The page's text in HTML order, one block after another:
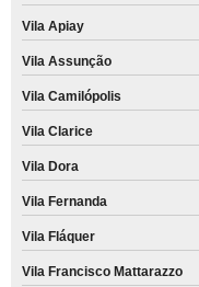
Vila Apiay
Vila Assunção
Vila Camilópolis
Vila Clarice
Vila Dora
Vila Fernanda
Vila Fláquer
Vila Francisco Mattarazzo